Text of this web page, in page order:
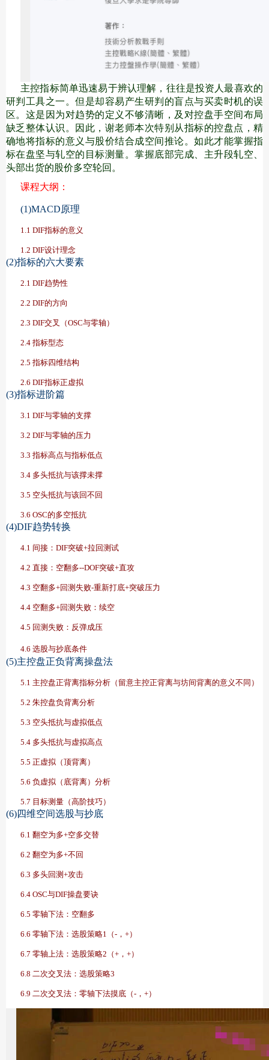
主控指标简单迅速易于辨认理解，往往是投资人最喜欢的
研判工具之一。但是却容易产生研判的盲点与买卖时机的误
区。这是因为对趋势的定义不够清晰，及对控盘手空间布局
缺乏整体认识。因此，谢老师本次特别从指标的控盘点，精
确地将指标的意义与股价结合成空间推论。如此才能掌握指
标在盘坚与轧空的目标测量。掌握底部完成、主升段轧空、
头部出货的股价多空轮回。
课程大纲：
(1)MACD原理
1.1 DIF指标的意义
1.2 DIF设计理念
(2)指标的六大要素
2.1 DIF趋势性
2.2 DIF的方向
2.3 DIF交叉（OSC与零轴）
2.4 指标型态
2.5 指标四维结构
2.6 DIF指标正虚拟
(3)指标进阶篇
3.1 DIF与零轴的支撑
3.2 DIF与零轴的压力
3.3 指标高点与指标低点
3.4 多头抵抗与该撑未撑
3.5 空头抵抗与该回不回
3.6 OSC的多空抵抗
(4)DIF趋势转换
4.1 间接：DIF突破+拉回测试
4.2 直接：空翻多--DOF突破+直攻
4.3 空翻多+回测失败-重新打底+突破压力
4.4 空翻多+回测失败：续空
4.5 回测失败：反弹成压
4.6 选股与抄底条件
(5)主控盘正负背离操盘法
5.1 主控盘正背离指标分析（留意主控正背离与坊间背离的意义不同）
5.2 朱控盘负背离分析
5.3 空头抵抗与虚拟低点
5.4 多头抵抗与虚拟高点
5.5 正虚拟（顶背离）
5.6 负虚拟（底背离）分析
5.7 目标测量（高阶技巧）
(6)四维空间选股与抄底
6.1 翻空为多+空多交替
6.2 翻空为多+不回
6.3 多头回测+攻击
6.4 OSC与DIF操盘要诀
6.5 零轴下法：空翻多
6.6 零轴下法：选股策略1（-，+）
6.7 零轴上法：选股策略2（+，+）
6.8 二次交叉法：选股策略3
6.9 二次交叉法：零轴下法摸底（-，+）